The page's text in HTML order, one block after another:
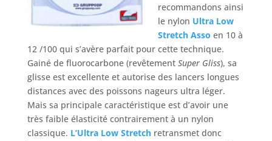
recommandons ainsi
le nylon Ultra Low
Stretch Asso en 10 à
12 /100 qui s’avère parfait pour cette technique.
Gainé de fluorocarbone (revêtement Super Gliss), sa
glisse est excellente et autorise des lancers longues
distances avec des poissons nageurs ultra léger.
Mais sa principale caractéristique est d’avoir une
très faible élasticité contrairement à un nylon
classique. L’Ultra Low Stretchretransmet donc